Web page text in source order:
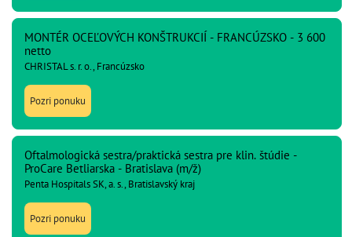
MONTÉR OCEĽOVÝCH KONŠTRUKCIÍ - FRANCÚZSKO - 3 600
netto
CHRISTAL s. r. o., Francúzsko
Pozri ponuku
Oftalmologická sestra/praktická sestra pre klin. štúdie -
ProCare Betliarska - Bratislava (m/ž)
Penta Hospitals SK, a. s., Bratislavský kraj
Pozri ponuku